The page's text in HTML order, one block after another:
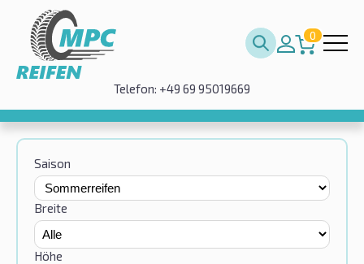
0
Telefon: +49 69 95019669
Saison
Breite
Höhe